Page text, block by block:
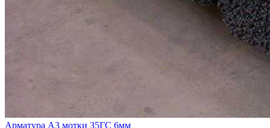
Арматура А3 мотки 35ГС 6мм